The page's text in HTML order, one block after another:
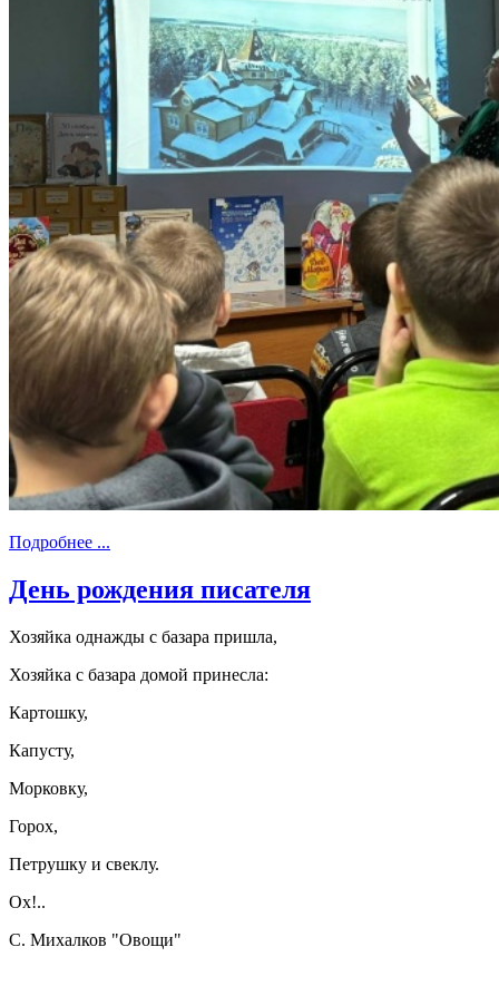
Подробнее ...
День рождения писателя
Хозяйка однажды с базара пришла,
Хозяйка с базара домой принесла:
Картошку,
Капусту,
Морковку,
Горох,
Петрушку и свеклу.
Ох!..
С. Михалков "Овощи"